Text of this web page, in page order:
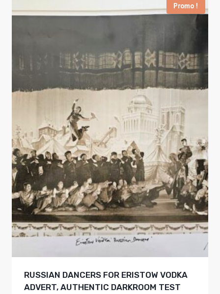
Promo !
RUSSIAN DANCERS FOR ERISTOW VODKA
ADVERT, AUTHENTIC DARKROOM TEST